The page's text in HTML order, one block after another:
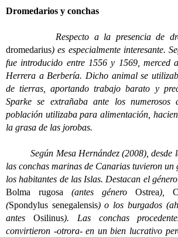
Dromedarios y conchas
Respecto a la presencia de
dromedarius) es especialmente interesante.
fue introducido entre 1556 y 1569, merced
Herrera a Berbería. Dicho animal se
de tierras, aportando trabajo barato y
Sparke se extrañaba ante los numerosos
población utilizaba para alimentación,
la grasa de las jorobas.
Según Mesa Hernández (2008), desde
las conchas marinas de Canarias tuvieron
los habitantes de las Islas. Destacan el
Bolma rugosa (antes género Ostrea),
(Spondylus senegalensis) o los burgados
antes Osilinus). Las conchas
convirtieron -otrora- en un bien lucrativo